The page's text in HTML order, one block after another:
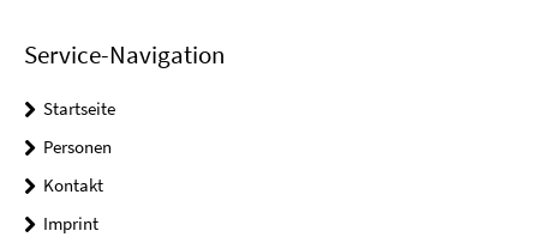
Service-Navigation
Startseite
Personen
Kontakt
Imprint